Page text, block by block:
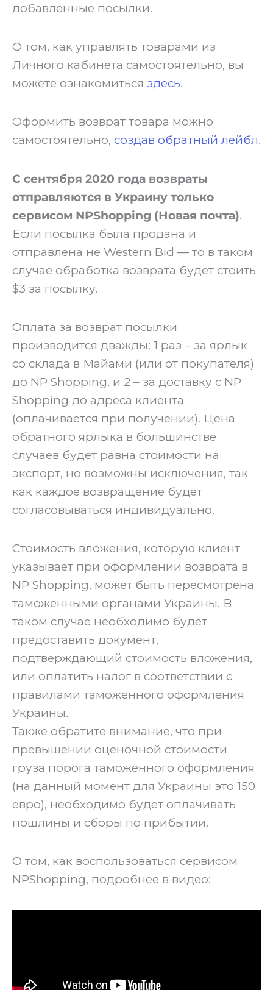
добавленные посылки.
‍О том, как управлять товарами из
Личного кабинета самостоятельно, вы
можете ознакомиться здесь.
‍Оформить возврат товара можно
самостоятельно, создав обратный лейбл.
С сентября 2020 года возвраты
отправляются в Украину только
сервисом NPShopping (Новая почта).
Если посылка была продана и
отправлена не Western Bid — то в таком
случае обработка возврата будет стоить
$3 за посылку.
‍Оплата за возврат посылки
производится дважды: 1 раз – за ярлык
со склада в Майами (или от покупателя)
до NP Shopping, и 2 – за доставку с NP
Shopping до адреса клиента
(оплачивается при получении). Цена
обратного ярлыка в большинстве
случаев будет равна стоимости на
экспорт, но возможны исключения, так
как каждое возвращение будет
согласовываться индивидуально.
‍Стоимость вложения, которую клиент
указывает при оформлении возврата в
NP Shopping, может быть пересмотрена
таможенными органами Украины. В
таком случае необходимо будет
предоставить документ,
подтверждающий стоимость вложения,
или оплатить налог в соответствии с
правилами таможенного оформления
Украины.
Также обратите внимание, что при
превышении оценочной стоимости
груза порога таможенного оформления
(на данный момент для Украины это 150
евро), необходимо будет оплачивать
пошлины и сборы по прибытии.
‍О том, как воспользоваться сервисом
NPShopping, подробнее в видео: